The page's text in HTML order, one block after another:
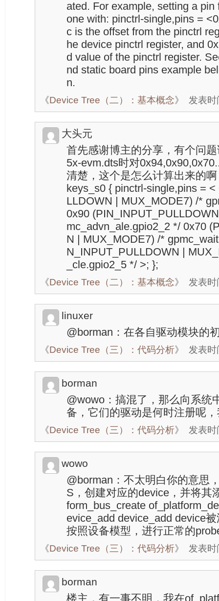
ated. For example, setting a
one with: pinctrl-single,pins =
c is the offset from the pinctrl
he device pinctrl register, and
d value of the pinctrl register.
nd static board pins example
n.
《Device Tree（二）：基本概念》 发表
大头元
首先感谢博主的分享，有个问
5x-evm.dts时对
清楚，这个是怎么计算出来的
keys_s0 { pinctrl-single,pins =
LLDOWN | MUX_MODE7) /*
0x90
mc_advn_ale.gpio2_2 */ 0x70
N | MUX_MODE7) /*
N_INPUT_PULLDOWN |
_cle.gpio2_5 */ >; };
《Device Tree（二）：基本概念》 发表
linuxer
@borman：在各自驱动模块的
《Device Tree（三）：代码分析》 发表
borman
@wowo：搞混了，那么向系统
备，它们的驱动是何时注册呢
《Device Tree（三）：代码分析》 发表
wowo
@borman：不太明白你的意思
S，创建对应的device，并将其
form_bus_create
evice_add device_add device
按照设备模型，进行正常的
《Device Tree（三）：代码分析》 发表
borman
楼主，有一事不明，我在